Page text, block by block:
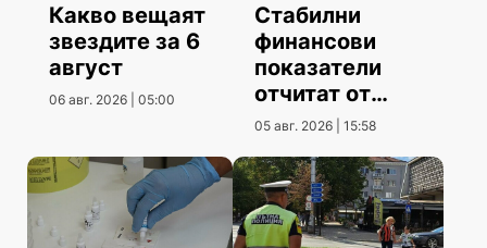
Какво вещаят
звездите за 6
август
06 авг. 2026 | 05:00
Стабилни
финансови
показатели
отчитат от
Община
05 авг. 2026 | 15:58